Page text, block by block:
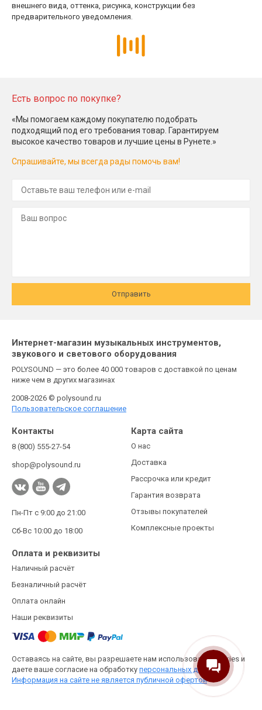
внешнего вида, оттенка, рисунка, конструкции без
предварительного уведомления.
Есть вопрос по покупке?
«Мы помогаем каждому покупателю подобрать
подходящий под его требования товар. Гарантируем
высокое качество товаров и лучшие цены в Рунете.»
Спрашивайте, мы всегда рады помочь вам!
Отправить
Интернет-магазин музыкальных инструментов,
звукового и светового оборудования
POLYSOUND — это более 40 000 товаров с доставкой по ценам
ниже чем в других магазинах
2008-2026 © polysound.ru
Пользовательское соглашение
Контакты
8 (800) 555-27-54
shop@polysound.ru
Пн-Пт с 9:00 до 21:00
Сб-Вс 10:00 до 18:00
Карта сайта
О нас
Доставка
Рассрочка или кредит
Гарантия возврата
Отзывы покупателей
Комплексные проекты
Оплата и реквизиты
Наличный расчёт
Безналичный расчёт
Оплата онлайн
Наши реквизиты
Оставаясь на сайте, вы разрешаете нам использовать cookies и
даете ваше согласие на обработку персональных данных.
Информация на сайте не является публичной офертой